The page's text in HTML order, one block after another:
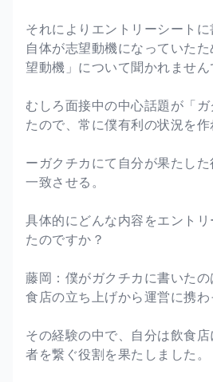
それによりエントリーシートに
自体が志望動機になっていた
望動機」について聞かれません
むしろ面接中の中心話題が「
たので、常に僕有利の状況を作
ーガクチカにて自分が果たし
一致させる。
具体的にどんな内容をエント
たのですか？
藤岡：僕がガクチカに書いた
食店の立ち上げから運営に携わ
その経験の中で、自分は飲食
者を繋ぐ役割を果たしました。